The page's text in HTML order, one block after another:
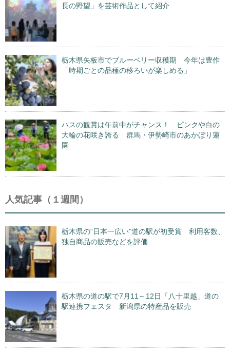
長の野望」を芸術作品として紹介
栃木県矢板市でブルーベリー収穫期 今年は豊作
「時期ごとの品種の移ろいが楽しめる」
ハスの観賞は午前中がチャンス！ ピンクや白の
大輪の花咲き誇る 群馬・伊勢崎市のあかぼり蓮
園
人気記事（１週間）
栃木県の“日本一広い”道の駅が初受賞 利用客数、
独自商品の販売などを評価
栃木県の道の駅で7月11～12日「八十里越」道の
駅連携フェスタ 新潟県の特産品を販売